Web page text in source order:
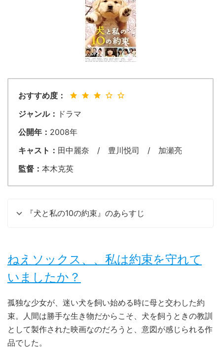
おすすめ度：
ジャンル： ドラマ
公開年： 2008年
キャスト： 田中麗奈 / 豊川悦司 / 加瀬亮
監督： 本木克英
『犬と私の10の約束』のあらすじ
ねえソックス、、私は約束を守れて
いましたか？
孤独な少女が、迷い犬を飼い始める時に母と交わした約
束。人間は勝手な生き物だからこそ、犬を飼うときの教訓
として製作された映画なのだろうと、意図が感じられる作
品でした。